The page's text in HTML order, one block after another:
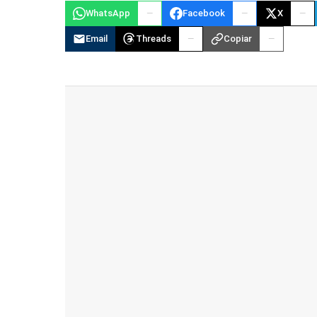
WhatsApp Facebook X
Email Threads Copiar